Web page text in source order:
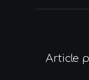
Article